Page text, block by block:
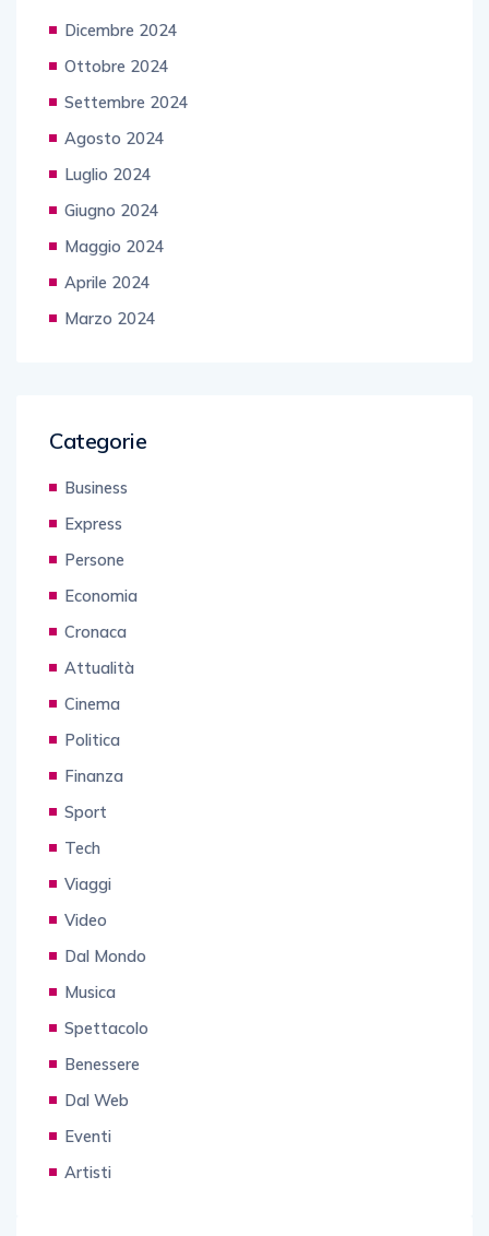
Dicembre 2024
Ottobre 2024
Settembre 2024
Agosto 2024
Luglio 2024
Giugno 2024
Maggio 2024
Aprile 2024
Marzo 2024
Categorie
Business
Express
Persone
Economia
Cronaca
Attualità
Cinema
Politica
Finanza
Sport
Tech
Viaggi
Video
Dal Mondo
Musica
Spettacolo
Benessere
Dal Web
Eventi
Artisti